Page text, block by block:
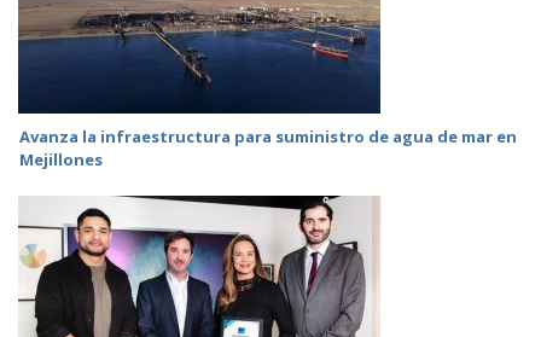
Avanza la infraestructura para suministro de agua de mar en
Mejillones